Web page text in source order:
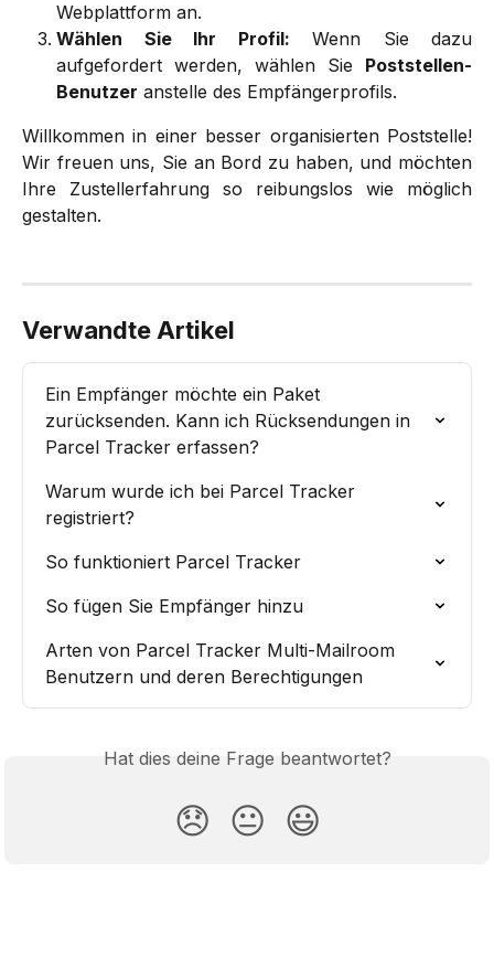
Webplattform an.
Wählen Sie Ihr Profil: Wenn Sie dazu
aufgefordert werden, wählen Sie Poststellen-
Benutzer anstelle des Empfängerprofils.
Willkommen in einer besser organisierten Poststelle!
Wir freuen uns, Sie an Bord zu haben, und möchten
Ihre Zustellerfahrung so reibungslos wie möglich
gestalten.
Verwandte Artikel
Ein Empfänger möchte ein Paket
zurücksenden. Kann ich Rücksendungen in
Parcel Tracker erfassen?
Warum wurde ich bei Parcel Tracker
registriert?
So funktioniert Parcel Tracker
So fügen Sie Empfänger hinzu
Arten von Parcel Tracker Multi-Mailroom
Benutzern und deren Berechtigungen
Hat dies deine Frage beantwortet?
😞 😐 😃